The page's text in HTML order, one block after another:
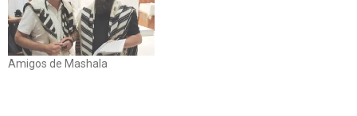
Amigos de Mashala